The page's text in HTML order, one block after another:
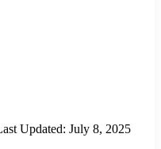
Updated: July 8, 2025